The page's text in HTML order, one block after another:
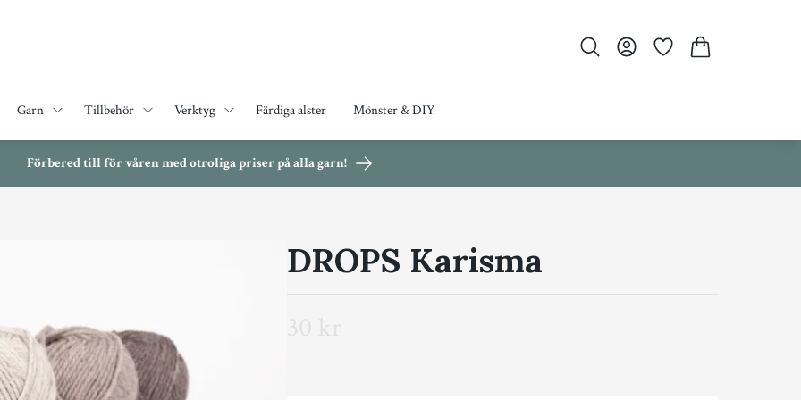
Garn Tillbehör Verktyg Färdiga alster Mönster & DIY
Förbered till för våren med otroliga priser på alla garn!
DROPS Karisma